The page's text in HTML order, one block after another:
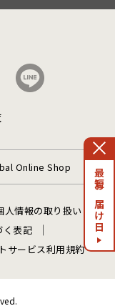
最短お届け日
Online Shop
人情報の取り扱い
く表記
サービス利用規約